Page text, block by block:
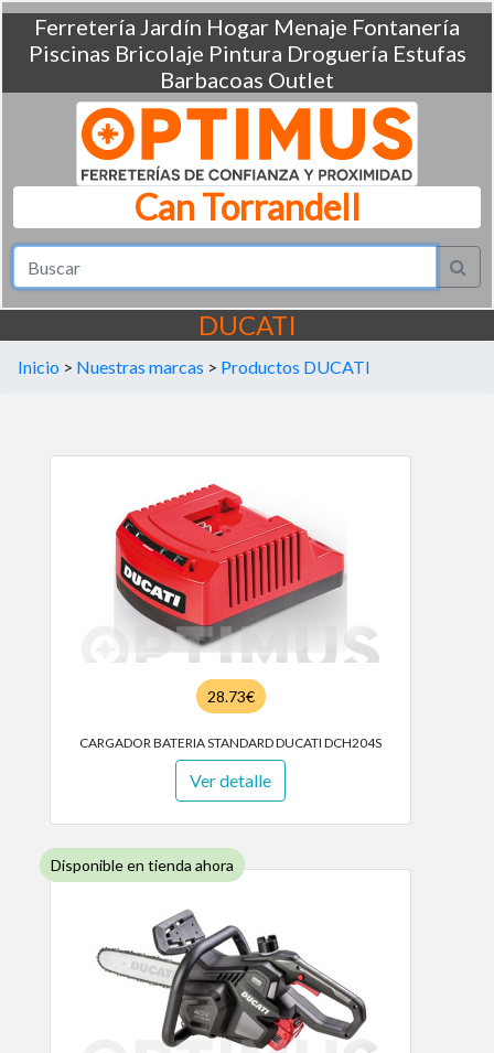
Ferretería Jardín Hogar Menaje Fontanería
Piscinas Bricolaje Pintura Droguería Estufas
Barbacoas Outlet
Can Torrandell
DUCATI
Inicio > Nuestras marcas > Productos DUCATI
28.73€
CARGADOR BATERIA STANDARD DUCATI DCH204S
Ver detalle
Disponible en tienda ahora